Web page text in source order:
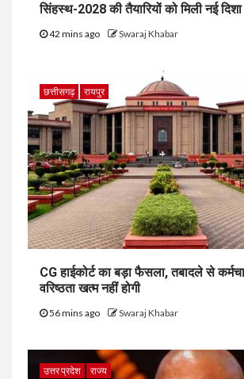
सिंहस्थ-2028 की तैयारियों को मिली नई दिशा
42 mins ago Swaraj Khabar
छत्तीसगढ़ रायपुर
CG हाईकोर्ट का बड़ा फैसला, तबादले से
वरिष्ठता खत्म नहीं होगी
56 mins ago Swaraj Khabar
उत्तर प्रदेश राज्य